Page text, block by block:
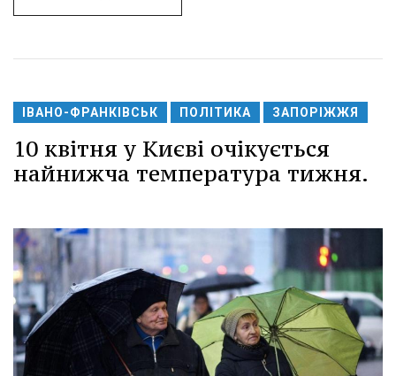
ІВАНО-ФРАНКІВСЬК ПОЛІТИКА ЗАПОРІЖЖЯ
10 квітня у Києві очікується
найнижча температура тижня.